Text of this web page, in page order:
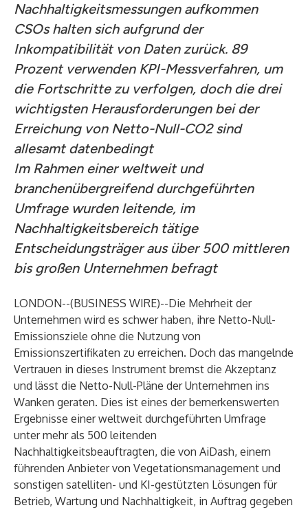
Nachhaltigkeitsmessungen aufkommen
CSOs halten sich aufgrund der
Inkompatibilität von Daten zurück. 89
Prozent verwenden KPI-Messverfahren, um
die Fortschritte zu verfolgen, doch die drei
wichtigsten Herausforderungen bei der
Erreichung von Netto-Null-CO2 sind
allesamt datenbedingt
Im Rahmen einer weltweit und
branchenübergreifend durchgeführten
Umfrage wurden leitende, im
Nachhaltigkeitsbereich tätige
Entscheidungsträger aus über 500 mittleren
bis großen Unternehmen befragt
LONDON--(BUSINESS WIRE)--Die Mehrheit der
Unternehmen wird es schwer haben, ihre Netto-Null-
Emissionsziele ohne die Nutzung von
Emissionszertifikaten zu erreichen. Doch das mangelnde
Vertrauen in dieses Instrument bremst die Akzeptanz
und lässt die Netto-Null-Pläne der Unternehmen ins
Wanken geraten. Dies ist eines der bemerkenswerten
Ergebnisse einer weltweit durchgeführten Umfrage
unter mehr als 500 leitenden
Nachhaltigkeitsbeauftragten, die von AiDash, einem
führenden Anbieter von Vegetationsmanagement und
sonstigen satelliten- und KI-gestützten Lösungen für
Betrieb, Wartung und Nachhaltigkeit, in Auftrag gegeben